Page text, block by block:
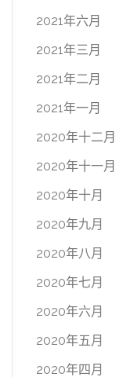
2021年六月
2021年三月
2021年二月
2021年一月
2020年十二月
2020年十一月
2020年十月
2020年九月
2020年八月
2020年七月
2020年六月
2020年五月
2020年四月